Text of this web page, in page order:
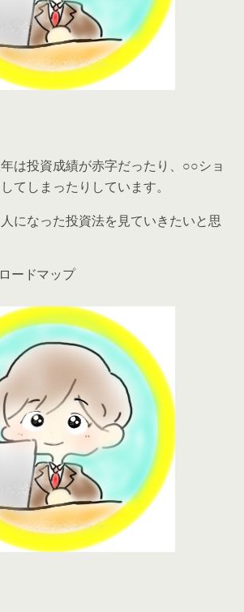
は投資成績が赤字だったり、○○ショ
てしまったりしています。
になった投資法を見ていきたいと思
ードマップ